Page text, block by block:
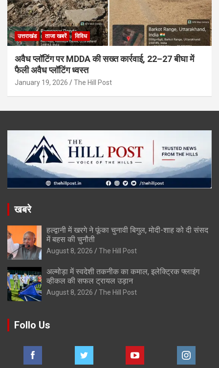
उत्तराखंड ताजा खबरें विविध
अवैध प्लॉटिंग पर MDDA की सख्त कार्रवाई, 22–27 बीघा में
फैली अवैध प्लॉटिंग ध्वस्त
January 19, 2026 The Hill Post
खबरे
हल्द्वानी में खरगे ने फूंका चुनावी बिगुल, मोदी-शाह को दी संसद
में बहस की चुनौती
August 8, 2026 The Hill Post
अल्मोड़ा में स्वदेशी तकनीक का कमाल, इलेक्ट्रिक फ्लाइंग
व्हीकल की सफल ट्रायल उड़ान
August 8, 2026 The Hill Post
Follo Us